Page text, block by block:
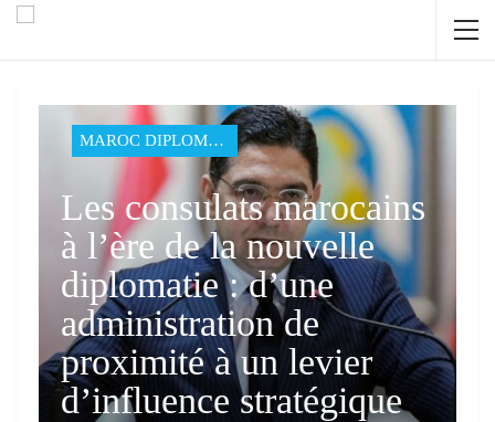
MAROC DIPLOMATIE
Les consulats marocains
à l’ère de la nouvelle
diplomatie : d’une
administration de
proximité à un levier
d’influence stratégique